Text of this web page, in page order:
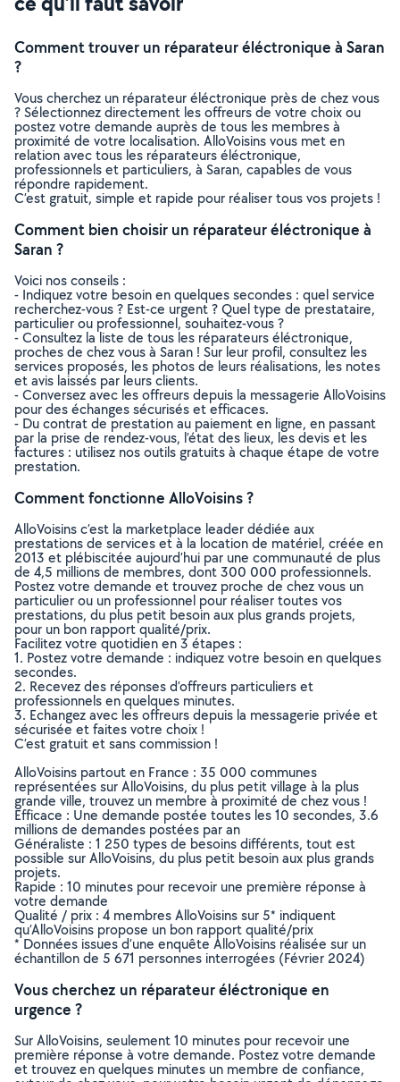
Comment trouver un réparateur éléctronique à Saran
?
Vous cherchez un réparateur éléctronique près de chez vous
? Sélectionnez directement les offreurs de votre choix ou
postez votre demande auprès de tous les membres à
proximité de votre localisation. AlloVoisins vous met en
relation avec tous les réparateurs éléctronique,
professionnels et particuliers, à Saran, capables de vous
répondre rapidement.
C’est gratuit, simple et rapide pour réaliser tous vos projets !
Comment bien choisir un réparateur éléctronique à
Saran ?
Voici nos conseils :
- Indiquez votre besoin en quelques secondes : quel service
recherchez-vous ? Est-ce urgent ? Quel type de prestataire,
particulier ou professionnel, souhaitez-vous ?
- Consultez la liste de tous les réparateurs éléctronique,
proches de chez vous à Saran ! Sur leur profil, consultez les
services proposés, les photos de leurs réalisations, les notes
et avis laissés par leurs clients.
- Conversez avec les offreurs depuis la messagerie AlloVoisins
pour des échanges sécurisés et efficaces.
- Du contrat de prestation au paiement en ligne, en passant
par la prise de rendez-vous, l’état des lieux, les devis et les
factures : utilisez nos outils gratuits à chaque étape de votre
prestation.
Comment fonctionne AlloVoisins ?
AlloVoisins c’est la marketplace leader dédiée aux
prestations de services et à la location de matériel, créée en
2013 et plébiscitée aujourd’hui par une communauté de plus
de 4,5 millions de membres, dont 300 000 professionnels.
Postez votre demande et trouvez proche de chez vous un
particulier ou un professionnel pour réaliser toutes vos
prestations, du plus petit besoin aux plus grands projets,
pour un bon rapport qualité/prix.
Facilitez votre quotidien en 3 étapes :
1. Postez votre demande : indiquez votre besoin en quelques
secondes.
2. Recevez des réponses d’offreurs particuliers et
professionnels en quelques minutes.
3. Echangez avec les offreurs depuis la messagerie privée et
sécurisée et faites votre choix !
C’est gratuit et sans commission !
AlloVoisins partout en France : 35 000 communes
représentées sur AlloVoisins, du plus petit village à la plus
grande ville, trouvez un membre à proximité de chez vous !
Efficace : Une demande postée toutes les 10 secondes, 3.6
millions de demandes postées par an
Généraliste : 1 250 types de besoins différents, tout est
possible sur AlloVoisins, du plus petit besoin aux plus grands
projets.
Rapide : 10 minutes pour recevoir une première réponse à
votre demande
Qualité / prix : 4 membres AlloVoisins sur 5* indiquent
qu’AlloVoisins propose un bon rapport qualité/prix
* Données issues d’une enquête AlloVoisins réalisée sur un
échantillon de 5 671 personnes interrogées (Février 2024)
Vous cherchez un réparateur éléctronique en
urgence ?
Sur AlloVoisins, seulement 10 minutes pour recevoir une
première réponse à votre demande. Postez votre demande
et trouvez en quelques minutes un membre de confiance,